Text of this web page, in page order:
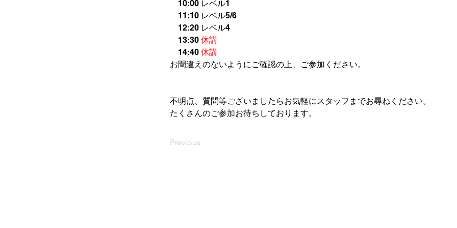
10:00 レベル1
11:10 レベル5/6
12:20 レベル4
13:30 休講
14:40 休講
お間違えのないようにご確認の上、ご参加ください。
不明点、質問等ございましたらお気軽にスタッフまでお尋ねください。
たくさんのご参加お待ちしております。
Previous